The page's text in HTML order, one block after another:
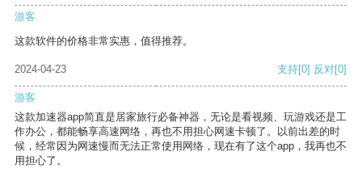
游客
这款软件的价格非常实惠，值得推荐。
2024-04-23 支持[0] 反对[0]
游客
这款加速器app简直是居家旅行必备神器，无论是看视频、玩游戏还是工
作办公，都能畅享高速网络，再也不用担心网速卡顿了。以前出差的时
候，经常因为网速慢而无法正常使用网络，现在有了这个app，我再也不
用担心了。